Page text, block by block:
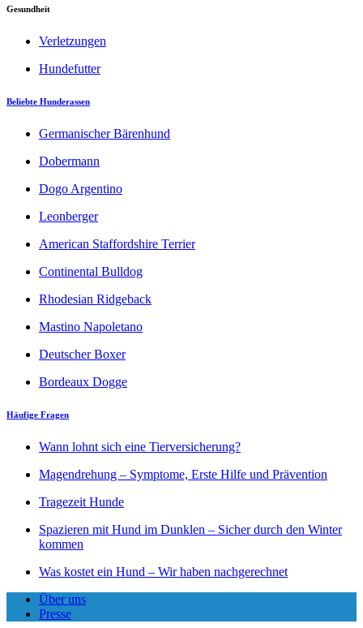
Gesundheit
Verletzungen
Hundefutter
Beliebte Hunderassen
Germanischer Bärenhund
Dobermann
Dogo Argentino
Leonberger
American Staffordshire Terrier
Continental Bulldog
Rhodesian Ridgeback
Mastino Napoletano
Deutscher Boxer
Bordeaux Dogge
Häufige Fragen
Wann lohnt sich eine Tierversicherung?
Magendrehung – Symptome, Erste Hilfe und Prävention
Tragezeit Hunde
Spazieren mit Hund im Dunklen – Sicher durch den Winter
kommen
Was kostet ein Hund – Wir haben nachgerechnet
Über uns
Presse